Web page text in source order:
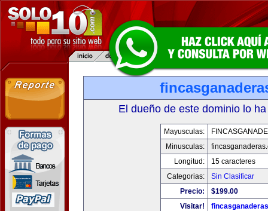
El dueño de este dominio lo
Mayusculas:
Minusculas:
Longitud:
15 caracteres
Categorias:
Sin Clasificar
Precio:
$199.00
Visitar!